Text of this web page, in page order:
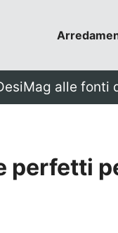
alle fonti
perfetti